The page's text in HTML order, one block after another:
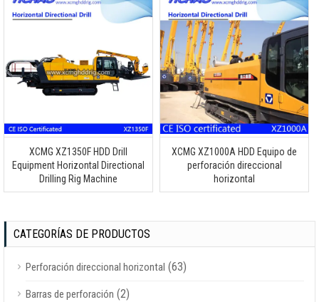
XCMG XZ1350F HDD Drill
Equipment Horizontal Directional
Drilling Rig Machine
XCMG XZ1000A HDD Equipo de
perforación direccional
horizontal
CATEGORÍAS DE PRODUCTOS
Perforación direccional horizontal (63)
Barras de perforación (2)